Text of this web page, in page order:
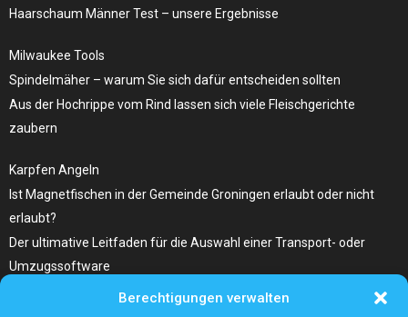
Berechtigungen verwalten
Haarschaum Männer Test – unsere Ergebnisse
Milwaukee Tools
Spindelmäher – warum Sie sich dafür entscheiden sollten
Aus der Hochrippe vom Rind lassen sich viele Fleischgerichte
zaubern
Karpfen Angeln
Ist Magnetfischen in der Gemeinde Groningen erlaubt oder nicht
erlaubt?
Der ultimative Leitfaden für die Auswahl einer Transport- oder
Umzugssoftware
Was Sie Über Infrarot Dörrautomat Wissen Sollten